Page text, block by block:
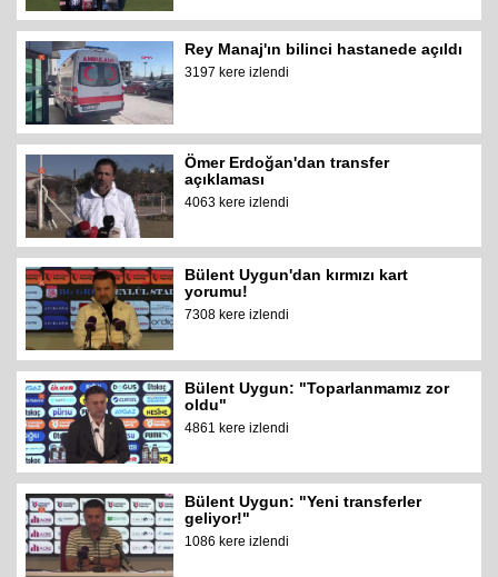
Rey Manaj'ın bilinci hastanede açıldı
3197 kere izlendi
Ömer Erdoğan'dan transfer
açıklaması
4063 kere izlendi
Bülent Uygun'dan kırmızı kart
yorumu!
7308 kere izlendi
Bülent Uygun: "Toparlanmamız zor
oldu"
4861 kere izlendi
Bülent Uygun: "Yeni transferler
geliyor!"
1086 kere izlendi